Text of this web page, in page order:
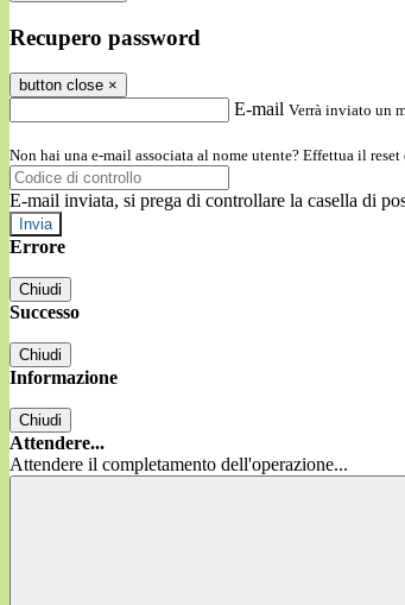
Recupero password
button close ×
E-mail Verrà inviato un
Non hai una e-mail associata al nome utente? Effettua il
E-mail inviata, si prega di controllare la casella di
Errore
Chiudi
Successo
Chiudi
Informazione
Chiudi
Attendere...
Attendere il completamento dell'operazione...